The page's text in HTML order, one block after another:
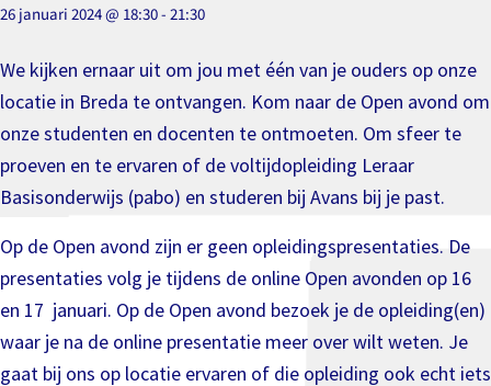
26 januari 2024 @ 18:30- 21:30
We kijken ernaar uit om jou met één van je ouders op onze
locatie in Breda te ontvangen. Kom naar de Open avond om
onze studenten en docenten te ontmoeten. Om sfeer te
proeven en te ervaren of de voltijdopleiding Leraar
Basisonderwijs (pabo) en studeren bij Avans bij je past.
Op de Open avond zijn er geen opleidingspresentaties. De
presentaties volg je tijdens de online Open avonden op 16
en 17 januari. Op de Open avond bezoek je de opleiding(en)
waar je na de online presentatie meer over wilt weten. Je
gaat bij ons op locatie ervaren of die opleiding ook echt iets